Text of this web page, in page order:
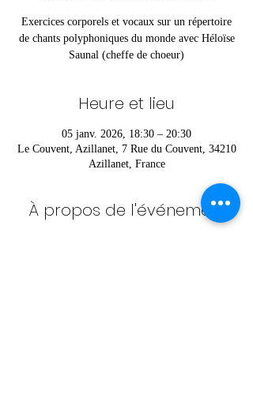
Exercices corporels et vocaux sur un répertoire
de chants polyphoniques du monde avec Héloïse
Saunal (cheffe de choeur)
Heure et lieu
05 janv. 2026, 18:30 – 20:30
Le Couvent, Azillanet, 7 Rue du Couvent, 34210
Azillanet, France
À propos de l'événement